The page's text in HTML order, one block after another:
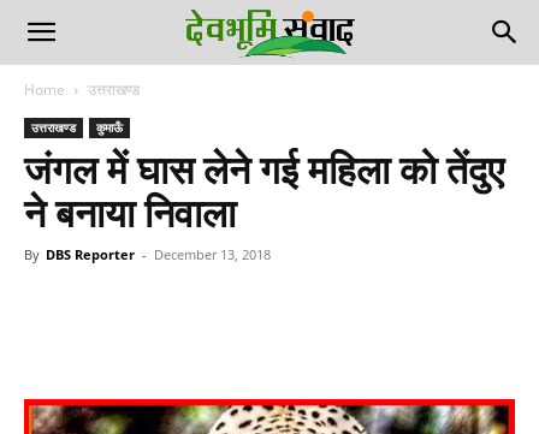
Home उत्तराखण्ड
उत्तराखण्ड कुमाऊँ
जंगल में घास लेने गई महिला को तेंदुए
ने बनाया निवाला
By DBS Reporter - December 13, 2018